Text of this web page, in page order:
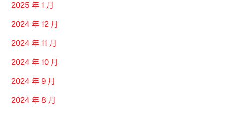
2025 年 1 月
2024 年 12 月
2024 年 11 月
2024 年 10 月
2024 年 9 月
2024 年 8 月